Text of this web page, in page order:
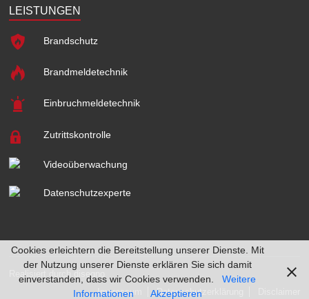
LEISTUNGEN
Brandschutz
Brandmeldetechnik
Einbruchmeldetechnik
Zutrittskontrolle
Videoüberwachung
Datenschutzexperte
Realisiert durch
disegno
Impressum
Datenschutzerklärung
Cookies erleichtern die Bereitstellung unserer Dienste. Mit
der Nutzung unserer Dienste erklären Sie sich damit
einverstanden, dass wir Cookies verwenden.
Weitere
Informationen
Akzeptieren